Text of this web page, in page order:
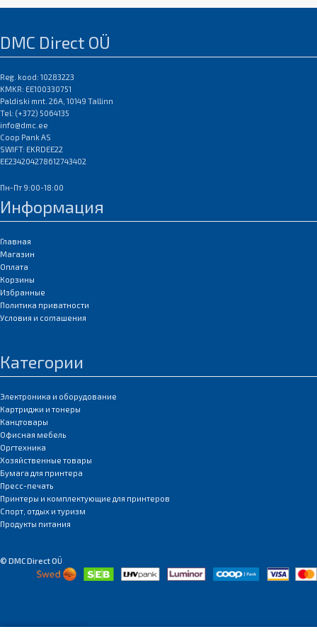
пластика,
DMC Direct OÜ
Reg. kood: 10283223
KMKR: EE100330751
Paldiski mnt. 26A, 10149 Tallinn
Tel: (+372) 5064135
info@dmc.ee
Coop Pank AS
SWIFT: EKRDEE22
EE234204278612743402
Пн-Пт 9:00-18:00
Информация
Главная
Магазин
Оплата
Корзины
Избранные
Политика приватности
Условия и соглашения
Категории
Электроника и оборудование
Картриджи и тонеры
Канцтовары
Офисная мебель
Оргтехника
Хозяйственные товары
Бумага для принтера
Пресс-печать
Принтеры и комплектующие для принтеров
Спорт, отдых и туризм
Продукты питания
© DMC Direct OÜ